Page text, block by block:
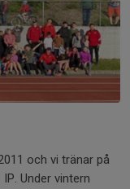
och vi tränar på
Under vintern